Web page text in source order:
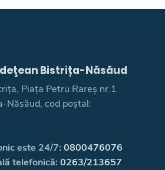
Bistrița-Năsăud
Piața Petru Rareș nr.1
Năsăud, cod poștal:
este 24/7: 0800476076
telefonică: 0263/213657